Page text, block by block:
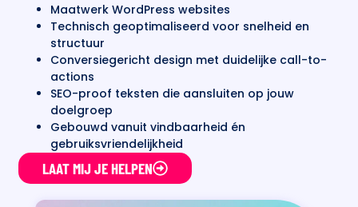
Maatwerk WordPress websites
Technisch geoptimaliseerd voor snelheid en
structuur
Conversiegericht design met duidelijke call-to-
actions
SEO-proof teksten die aansluiten op jouw
doelgroep
Gebouwd vanuit vindbaarheid én
gebruiksvriendelijkheid
LAAT MIJ JE HELPEN